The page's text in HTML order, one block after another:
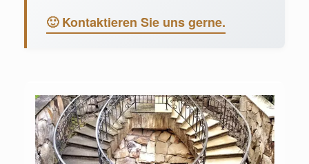
🙂 Kontaktieren Sie uns gerne.